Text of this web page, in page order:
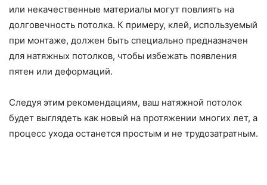
или некачественные материалы могут повлиять на
долговечность потолка. К примеру, клей, используемый
при монтаже, должен быть специально предназначен
для натяжных потолков, чтобы избежать появления
пятен или деформаций.
Следуя этим рекомендациям, ваш натяжной потолок
будет выглядеть как новый на протяжении многих лет, а
процесс ухода останется простым и не трудозатратным.